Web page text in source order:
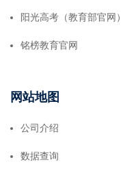
阳光高考（教育部官网）
铭榜教育官网
网站地图
公司介绍
数据查询